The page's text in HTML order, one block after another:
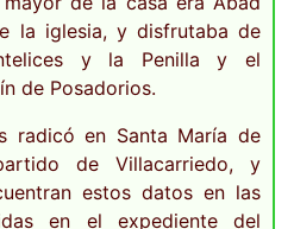
la iglesia, y disfrutaba de
y la Penilla y el
de Posadorios.
radicó en Santa María de
de Villacarriedo, y
estos datos en las
en el expediente del